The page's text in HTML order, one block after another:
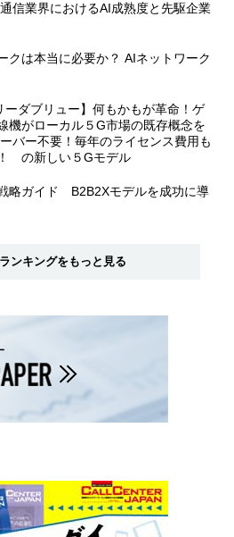
信業界におけるAI成熟度と先駆企業
クは本当に必要か？ AIネットワーク
ーダブリュー】何もかもが革命！ゲ
機がローカル５G市場の既存概念を
バー不要！毎年のライセンス費用も
の新しい５Gモデル
略ガイド B2B2Xモデルを成功に導
ンキングをもっと見る